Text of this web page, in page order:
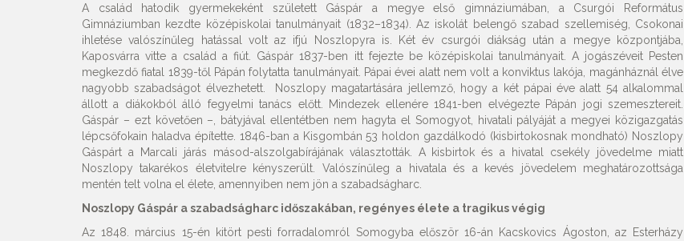
A család hatodik gyermekeként született Gáspár a megye első gimnáziumában, a Csurgói Református
Gimnáziumban kezdte középiskolai tanulmányait (1832–1834). Az iskolát belengő szabad szellemiség, Csokonai
ihletése valószínűleg hatással volt az ifjú Noszlopyra is. Két év csurgói diákság után a megye központjába,
Kaposvárra vitte a család a fiút. Gáspár 1837-ben itt fejezte be középiskolai tanulmányait. A jogászéveit Pesten
megkezdő fiatal 1839-től Pápán folytatta tanulmányait. Pápai évei alatt nem volt a konviktus lakója, magánháznál élve
nagyobb szabadságot élvezhetett. Noszlopy magatartására jellemző, hogy a két pápai éve alatt 54 alkalommal
állott a diákokból álló fegyelmi tanács előtt. Mindezek ellenére 1841-ben elvégezte Pápán jogi szemesztereit.
Gáspár – ezt követően –, bátyjával ellentétben nem hagyta el Somogyot, hivatali pályáját a megyei közigazgatás
lépcsőfokain haladva építette. 1846-ban a Kisgombán 53 holdon gazdálkodó (kisbirtokosnak mondható) Noszlopy
Gáspárt a Marcali járás másod-alszolgabírájának választották. A kisbirtok és a hivatal csekély jövedelme miatt
Noszlopy takarékos életvitelre kényszerült. Valószínűleg a hivatala és a kevés jövedelem meghatározottsága
mentén telt volna el élete, amennyiben nem jön a szabadságharc.
Noszlopy Gáspár a szabadságharc időszakában, regényes élete a tragikus végig
Az 1848. március 15-én kitört pesti forradalomról Somogyba először 16-án Kacskovics Ágoston, az Esterházy